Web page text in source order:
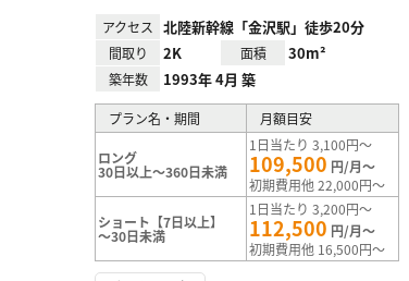
アクセス 北陸新幹線「金沢駅」徒歩20分
間取り 2K 面積 30m²
築年数 1993年 4月 築
プラン名・期間 月額目安
ロング
30日以上～360日未満
1日当たり 3,100円～
109,500 円/月～
初期費用他 22,000円～
ショート【7日以上】
～30日未満
1日当たり 3,200円～
112,500 円/月～
初期費用他 16,500円～